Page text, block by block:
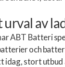
av
ABT Batteri
och
idag, stort utbud